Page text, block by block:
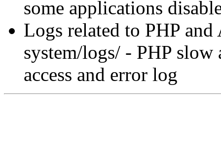
some applications
Logs related to PHP
system/logs/ - PHP slow
access and error log